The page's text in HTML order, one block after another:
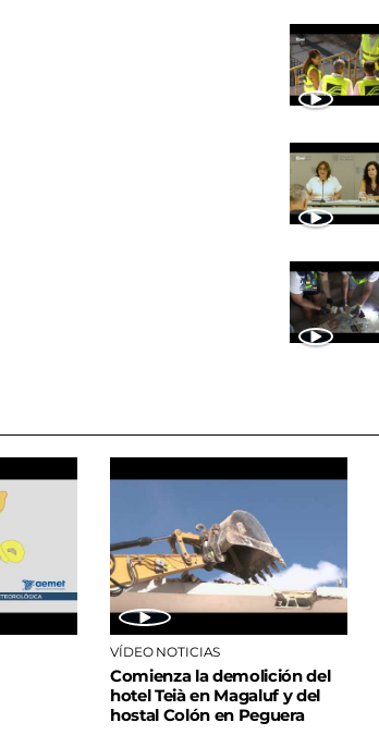
VÍDEO NOTICIAS
Comienza la demolición del
hotel Teià en Magaluf y del
hostal Colón en Peguera